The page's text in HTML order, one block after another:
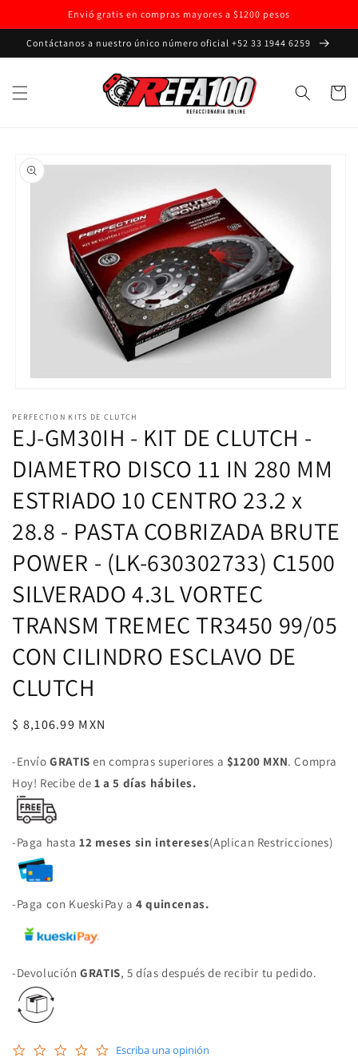
directamente
al contenido
Envió gratis en compras mayores a $1200 pesos
Contáctanos a nuestro único número oficial +52 33 1944 6259
Carrito
a la
información
multimedia
1
en
ventana
modal
PERFECTION KITS DE CLUTCH
EJ-GM30IH - KIT DE CLUTCH -
DIAMETRO DISCO 11 IN 280 MM
ESTRIADO 10 CENTRO 23.2 x
28.8 - PASTA COBRIZADA BRUTE
POWER - (LK-630302733) C1500
SILVERADO 4.3L VORTEC
TRANSM TREMEC TR3450 99/05
CON CILINDRO ESCLAVO DE
CLUTCH
Precio
$ 8,106.99 MXN
-EnvíoGRATIS en compras superiores a $1200 MXN. Compra
Hoy! Recibe de 1 a 5 días hábiles.
-Paga hasta12 meses sin intereses(Aplican Restricciones)
-Paga con KueskiPay a4 quincenas.
-DevoluciónGRATIS, 5 días después de recibir tu pedido.
0.0
Escriba una opinión